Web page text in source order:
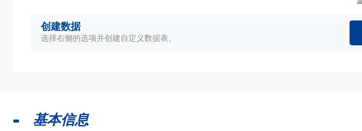
创建数据
选择右侧的选项并创建自定义数据表。
基本信息